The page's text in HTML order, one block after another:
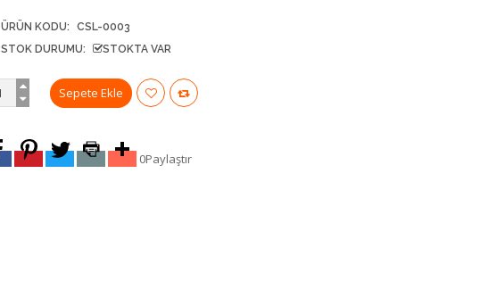
ÜRÜN KODU:
CSL-0003
STOK DURUMU:
STOKTA VAR
0Paylaştır